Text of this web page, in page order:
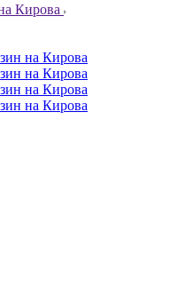
Кирова
на Кирова
на Кирова
на Кирова
на Кирова